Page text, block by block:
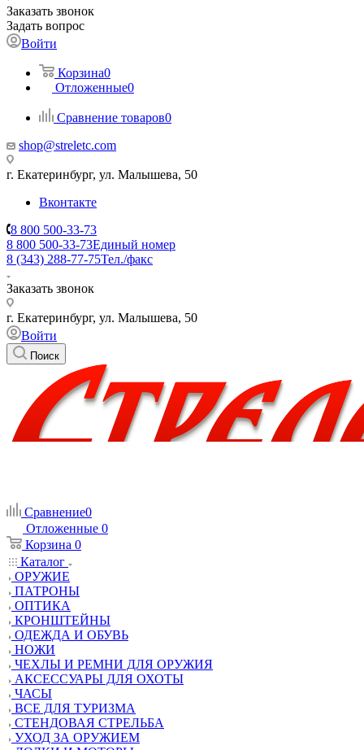
Заказать звонок
Задать вопрос
Войти
Корзина0
Отложенные0
Сравнение товаров0
shop@streletc.com
г. Екатеринбург, ул. Малышева, 50
Вконтакте
8 800 500-33-73
8 800 500-33-73Единый номер
8 (343) 288-77-75Тел./факс
Заказать звонок
г. Екатеринбург, ул. Малышева, 50
Войти
Поиск
Сравнение0
Отложенные 0
Корзина 0
Каталог
ОРУЖИЕ
ПАТРОНЫ
ОПТИКА
КРОНШТЕЙНЫ
ОДЕЖДА И ОБУВЬ
НОЖИ
ЧЕХЛЫ И РЕМНИ ДЛЯ ОРУЖИЯ
АКСЕССУАРЫ ДЛЯ ОХОТЫ
ЧАСЫ
ВСЕ ДЛЯ ТУРИЗМА
СТЕНДОВАЯ СТРЕЛЬБА
УХОД ЗА ОРУЖИЕМ